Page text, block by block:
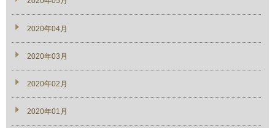
2020年04月
2020年03月
2020年02月
2020年01月